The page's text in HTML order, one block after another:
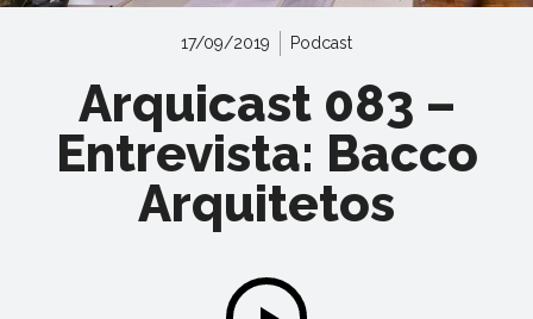
17/09/2019 Podcast
Arquicast 083 –
Entrevista: Bacco
Arquitetos